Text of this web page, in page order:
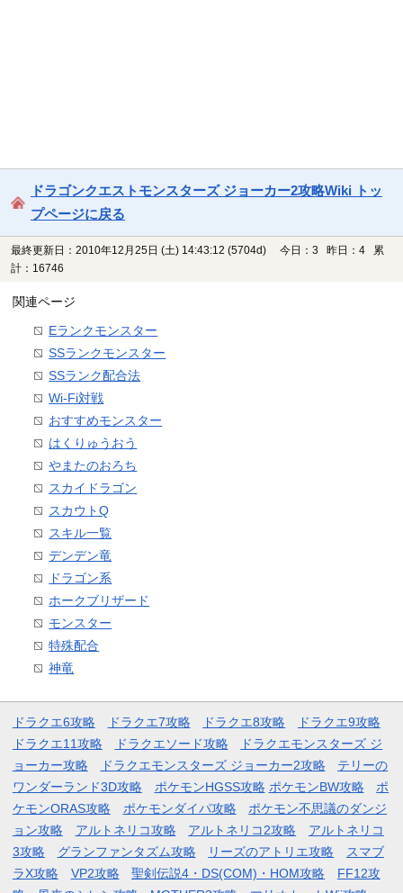
ドラゴンクエストモンスターズ ジョーカー2攻略Wiki トッ
プページに戻る
最終更新日：2010年12月25日 (土) 14:43:12 (5704d)
今日：3 昨日：4 累
計：16746
関連ページ
Eランクモンスター
SSランクモンスター
SSランク配合法
Wi-Fi対戦
おすすめモンスター
はくりゅうおう
やまたのおろち
スカイドラゴン
スカウトQ
スキル一覧
デンデン竜
ドラゴン系
ホークブリザード
モンスター
特殊配合
神竜
ドラクエ6攻略 ドラクエ7攻略 ドラクエ8攻略
ドラクエ9攻略
ドラクエ11攻略
ドラクエソード攻略
ドラクエモンスターズ ジ
ョーカー攻略
ドラクエモンスターズ ジョーカー2攻略
テリーの
ワンダーランド3D攻略
ポケモンHGSS攻略 ポケモンBW攻略
ポ
ケモンORAS攻略
ポケモンダイパ攻略
ポケモン不思議のダンジ
ョン攻略
アルトネリコ攻略 アルトネリコ2攻略
アルトネリコ
3攻略
グランファンタズム攻略 リーズのアトリエ攻略
スマブ
ラX攻略
VP2攻略 聖剣伝説4・DS(COM)・HOM攻略
FF12攻